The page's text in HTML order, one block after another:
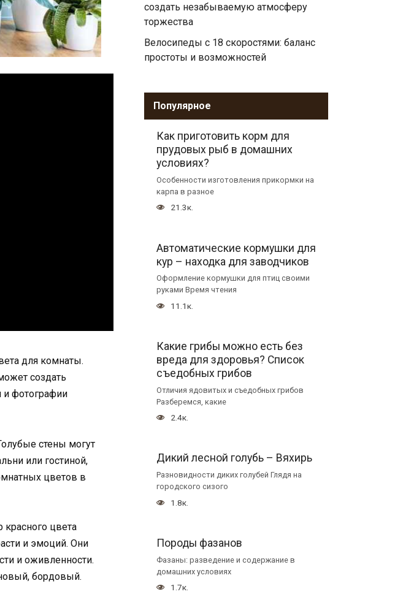
для комнаты.
создать
и фотографии
стены могут
или гостиной,
цветов в
красного цвета
и эмоций. Они
и оживленности.
бордовый.
создать незабываемую атмосферу
торжества
Велосипеды с 18 скоростями: баланс
простоты и возможностей
Популярное
Как приготовить корм для
прудовых рыб в домашних
условиях?
Особенности изготовления прикормки на
карпа в разное
21.3к.
Автоматические кормушки для
кур – находка для заводчиков
Оформление кормушки для птиц своими
руками Время чтения
11.1к.
Какие грибы можно есть без
вреда для здоровья? Список
съедобных грибов
Отличия ядовитых и съедобных грибов
Разберемся, какие
2.4к.
Дикий лесной голубь – Вяхирь
Разновидности диких голубей Глядя на
городского сизого
1.8к.
Породы фазанов
Фазаны: разведение и содержание в
домашних условиях
1.7к.